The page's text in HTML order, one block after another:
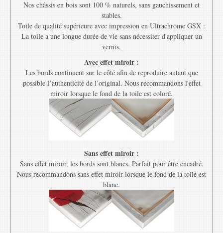
Nos châssis en bois sont 100 % naturels, sans gauchissement et
stables.
Toile de qualité supérieure avec impression en Ultrachrome GSX :
La toile a une longue durée de vie sans nécessiter d'appliquer un
vernis.
Avec effet miroir :
Les bords continuent sur le côté afin de reproduire autant que
possible l’authenticité de l’original. Nous recommandons l'effet
miroir lorsque le fond de la toile est coloré.
Sans effet miroir :
Sans effet miroir, les bords sont blancs. Parfait pour être encadré.
Nous recommandons sans effet miroir lorsque le fond de la toile est
blanc.